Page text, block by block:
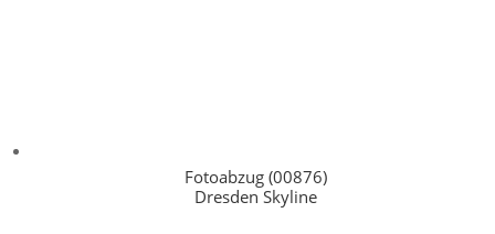
Fotoabzug (00876)
Dresden Skyline